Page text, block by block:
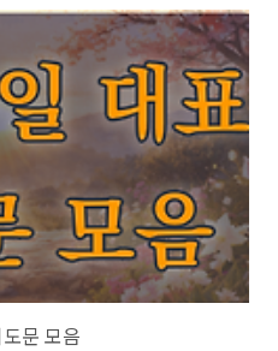
고, 절망의 자리에 생명의 빛을
가 부활 주일을 맞아 주님의 몸
감사드립니다. 이 예배가 단지 절
주님을 다시 만나고 부활의 능
하옵소서.주님, 저희는 부활의
문 모음